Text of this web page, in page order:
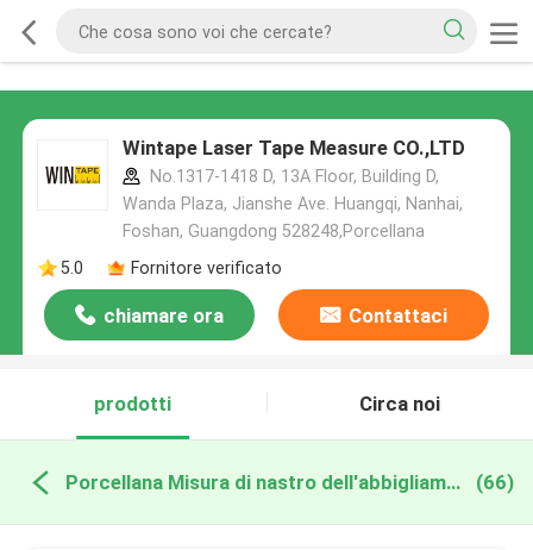
Wintape Laser Tape Measure CO.,LTD
No.1317-1418 D, 13A Floor, Building D,
Wanda Plaza, Jianshe Ave. Huangqi, Nanhai,
Foshan, Guangdong 528248,Porcellana
5.0
Fornitore verificato
chiamare ora Contattaci
prodotti Circa noi
Porcellana Misura di nastro dell'abbigliamento (66)